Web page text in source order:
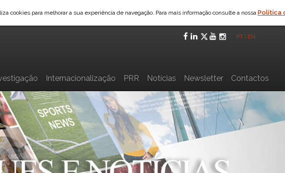
cookies para melhorar a sua experiência de navegação. Para mais informação consulte a nossa Política
Facebook
LinkedIn
Twitter
YouTube
PT EN
Internacionalização PRR Notícias Newsletter Contactos